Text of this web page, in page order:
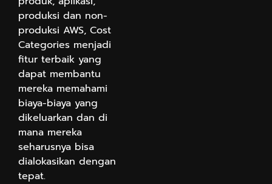
produksi dan non-
produksi AWS, Cost
Categories menjadi
fitur terbaik yang
dapat membantu
mereka memahami
biaya-biaya yang
dikeluarkan dan di
mana mereka
seharusnya bisa
dialokasikan dengan
tepat.